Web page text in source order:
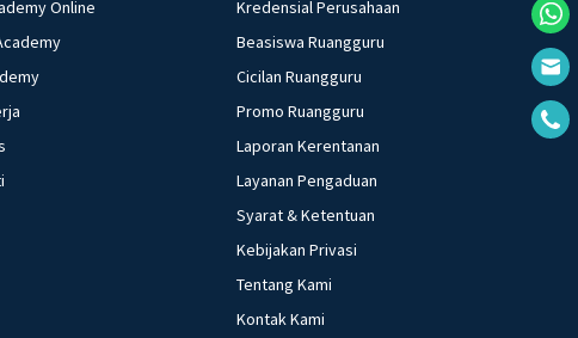
Online
Kredensial Perusahaan
Beasiswa Ruangguru
Cicilan Ruangguru
Promo Ruangguru
Laporan Kerentanan
Layanan Pengaduan
Syarat & Ketentuan
Kebijakan Privasi
Tentang Kami
Kontak Kami